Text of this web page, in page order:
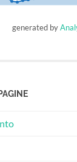
generated by